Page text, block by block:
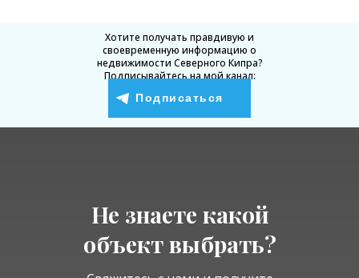
Хотите получать правдивую и
своевременную информацию о
недвижимости Северного Кипра?
Подписывайтесь на мой канал:
Подписаться
Не знаете какой
объект выбрать?